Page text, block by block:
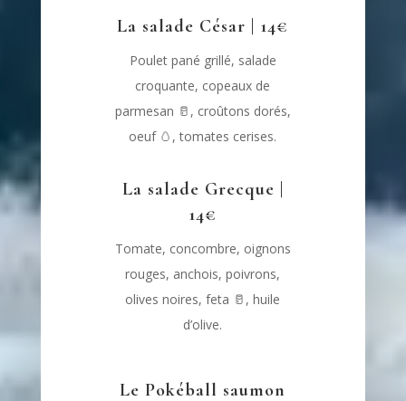
La salade César | 14€
Poulet pané grillé, salade
croquante, copeaux de
parmesan 🥛 , croûtons dorés,
oeuf 🥚 , tomates cerises.
La salade Grecque |
14€
Tomate, concombre, oignons
rouges, anchois, poivrons,
olives noires, feta 🥛 , huile
d’olive.
Le Pokéball saumon